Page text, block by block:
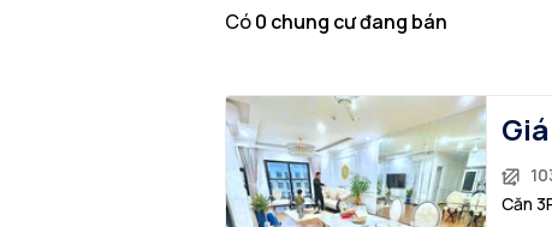
Có0 chung cưđang bán
Căn